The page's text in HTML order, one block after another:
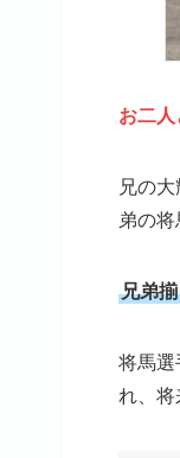
お二人
兄の
弟の
兄弟
将馬選
れ、将